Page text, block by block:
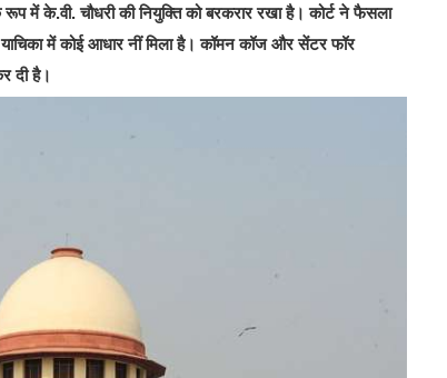
में के.वी. चौधरी की नियुक्ति को बरकरार रखा है। कोर्ट ने फैसला
में कोई आधार नीं मिला है। कॉमन कॉज और सेंटर फॉर
दी है।